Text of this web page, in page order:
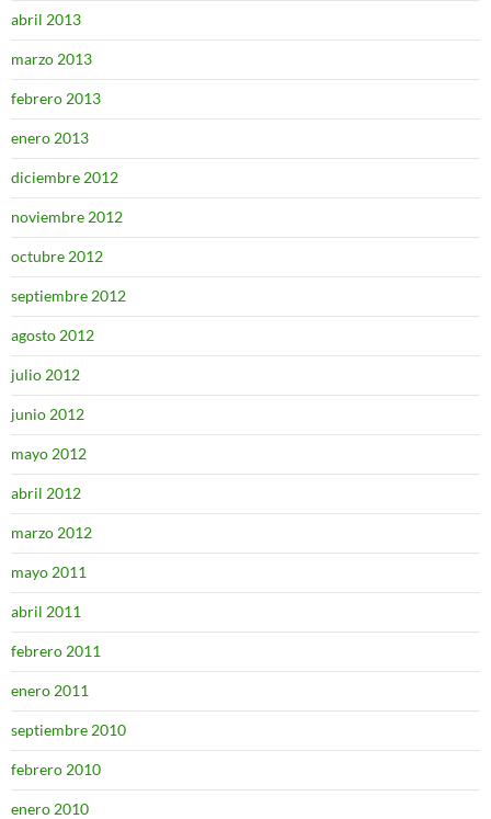
abril 2013
marzo 2013
febrero 2013
enero 2013
diciembre 2012
noviembre 2012
octubre 2012
septiembre 2012
agosto 2012
julio 2012
junio 2012
mayo 2012
abril 2012
marzo 2012
mayo 2011
abril 2011
febrero 2011
enero 2011
septiembre 2010
febrero 2010
enero 2010